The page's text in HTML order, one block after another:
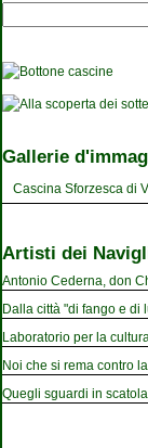
Maschera di
Gallerie
Cascina Sforzesca di
Artisti dei
Antonio Cederna, don
Dalla città "di fango e di
Laboratorio per la
Noi che si rema contro
Quegli sguardi in